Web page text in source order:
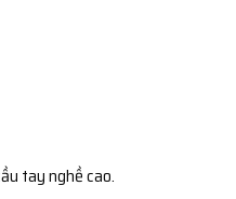
tay nghề cao.